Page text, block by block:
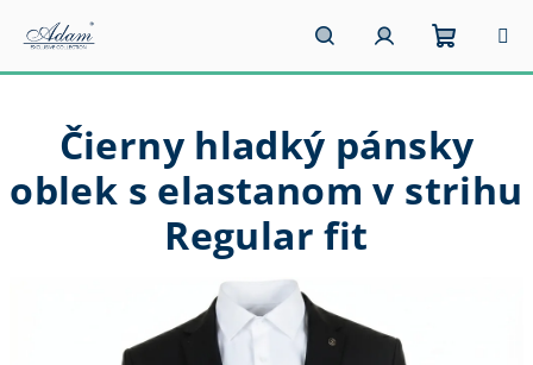
obsah
HľadaťPrihlásenie
košík
Čierny hladký pánsky
oblek s elastanom v strihu
Regular fit